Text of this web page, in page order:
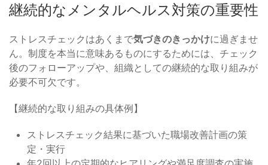
継続的なメンタルヘルス対策の重要性
ストレスチェックはあくまで気づきのきっかけに過ぎませ
ん。制度を本当に意味あるものにするためには、チェック
後のフォローアップや、組織としての継続的な取り組みが
必要不可欠です。
【継続的な取り組みの具体例】
ストレスチェック結果に基づいた職場改善計画の策
定・実行